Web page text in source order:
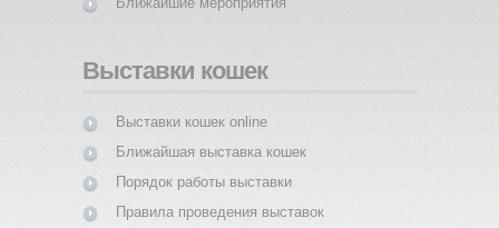
Выставки кошек
Выставки кошек online
Ближайшая выставка кошек
Порядок работы выставки
Правила проведения выставок